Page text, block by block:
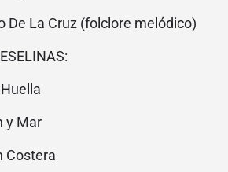
De La Cruz (folclore melódico)
y Mar
Costera